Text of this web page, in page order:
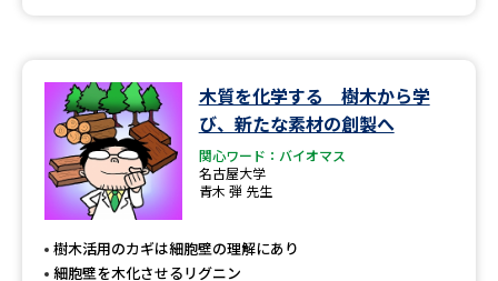
木質を化学する 樹木から学
び、新たな素材の創製へ
関心ワード：バイオマス
名古屋大学
青木 弾 先生
樹木活用のカギは細胞壁の理解にあり
細胞壁を木化させるリグニン